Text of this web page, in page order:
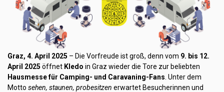
Graz, 4. April 2025 – Die Vorfreude ist groß, denn vom 9. bis 12.
April 2025 öffnet Kledo in Graz wieder die Tore zur beliebten
Hausmesse für Camping- und Caravaning-Fans . Unter dem
Motto sehen, staunen, probesitzen erwartet Besucherinnen und